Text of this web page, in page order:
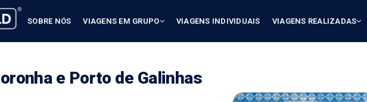
SOBRE NÓS VIAGENS EM GRUPO VIAGENS INDIVIDUAIS VIAGENS REALIZADAS
e Porto de Galinhas